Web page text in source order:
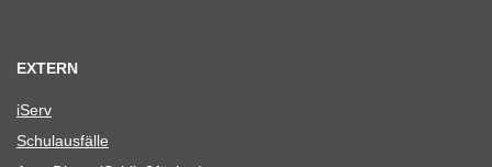
EXTERN
iServ
Schul­aus­fälle